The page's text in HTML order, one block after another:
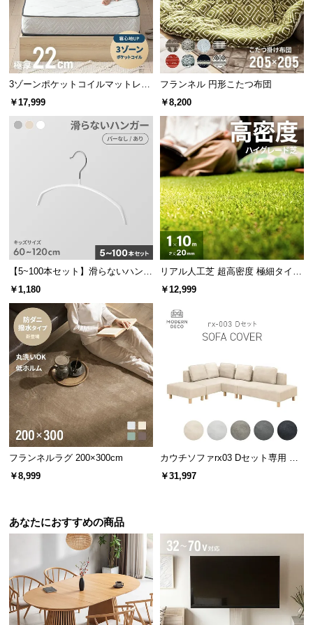
経
路
に
つ
い
て
返
つ
証
に
つ
い
て
会
員
規
約
い
お
客
3ゾーンポケットコイルマットレス
厚さ22cm D
￥17,999
フランネル 円形こたつ布団
￥8,200
【5~100本セット】滑らないハンガ
ー キッズサイズ
￥1,180
リアル人工芝 超高密度 極細タイプ
芝丈20mm 1×10m
￥12,999
フランネルラグ 200×300cm
￥8,999
カウチソファrx03 Dセット専用 交
換用カバー カウチ+2P+1P+オット
￥31,997
あなたにおすすめの商品